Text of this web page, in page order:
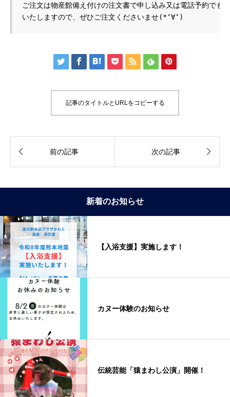
ご注文は物産館備え付けの注文書で申し込み又は電話予約でも
いたしますので、ぜひご注文くださいませ(*‘∀‘)
      
記事のタイトルとURLをコピーする
 前の記事 次の記事 
新着のお知らせ
【入浴支援】実施します！
カヌー体験のお知らせ
伝統芸能「猿まわし公演」開催！